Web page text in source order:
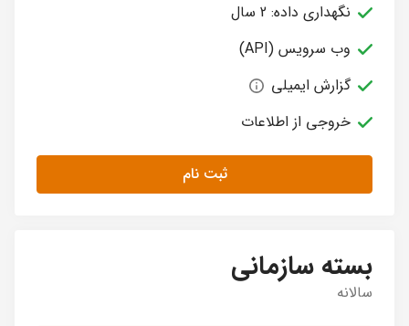
نگهداری داده: 2 سال
وب سرویس (API)
گزارش ایمیلی
خروجی از اطلاعات
ثبت نام
بسته سازمانی
سالانه